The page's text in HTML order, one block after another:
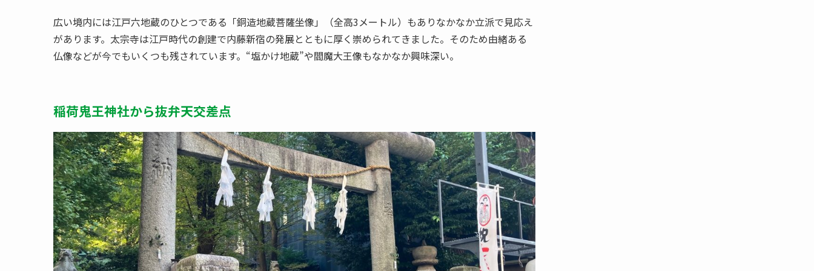
広い境内には江戸六地蔵のひとつである「銅造地蔵菩薩坐像」（全高3メートル）もありなかなか立派で見応え
があります。太宗寺は江戸時代の創建で内藤新宿の発展とともに厚く崇められてきました。そのため由緒ある
仏像などが今でもいくつも残されています。“塩かけ地蔵”や閻魔大王像もなかなか興味深い。
稲荷鬼王神社から抜弁天交差点